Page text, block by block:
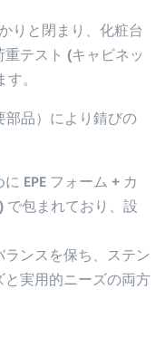
りと閉まり、化粧台
テスト (キャビネッ
。
部品）により錆びの
EPE フォーム + カ
包まれており、設
ンスを保ち、ステン
実用的ニーズの両方